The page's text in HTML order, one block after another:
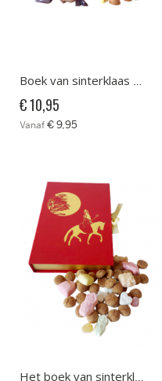
Boek van sinterklaas met lekkernijen
€ 10,95
Vanaf€ 9,95